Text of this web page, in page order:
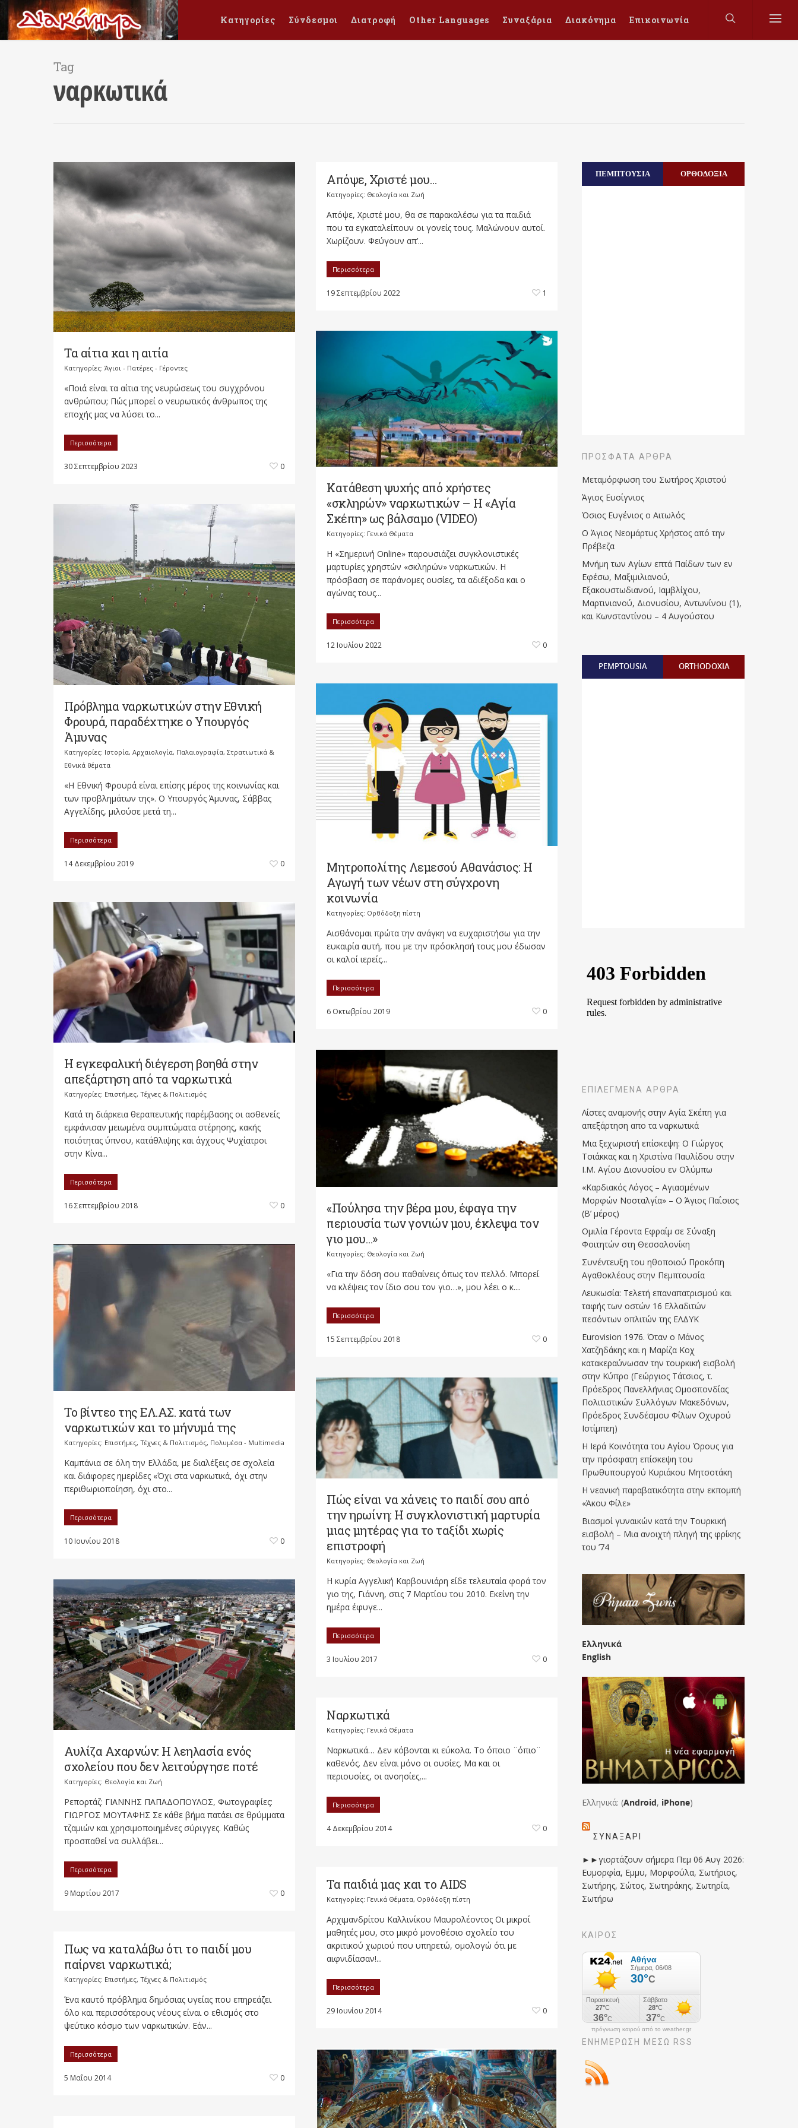
Κατηγορίες Σύνδεσμοι Διατροφή Other Languages Συναξάρια Διακόνημα Επικοινωνία
Tag
ναρκωτικά
Τα αίτια και η αιτία
Κατηγορίες: Άγιοι - Πατέρες - Γέροντες
«Ποιά είναι τα αίτια της νευρώσεως του συγχρόνου
ανθρώπου; Πώς μπορεί ο νευρωτικός άνθρωπος της
εποχής μας να λύσει το...
Περισσότερα
30 Σεπτεμβρίου 2023 0
Απόψε, Χριστέ μου…
Κατηγορίες: Θεολογία και Ζωή
Απόψε, Χριστέ μου, θα σε παρακαλέσω για τα παιδιά
που τα εγκαταλείπουν οι γονείς τους. Μαλώνουν αυτοί.
Χωρίζουν. Φεύγουν απ’...
Περισσότερα
19 Σεπτεμβρίου 2022 1
Κατάθεση ψυχής από χρήστες
«σκληρών» ναρκωτικών – Η «Αγία
Σκέπη» ως βάλσαμο (VIDEO)
Κατηγορίες: Γενικά Θέματα
Η «Σημερινή Online» παρουσιάζει συγκλονιστικές
μαρτυρίες χρηστών «σκληρών» ναρκωτικών. Η
πρόσβαση σε παράνομες ουσίες, τα αδιέξοδα και ο
αγώνας τους...
Περισσότερα
12 Ιουλίου 2022 0
Πρόβλημα ναρκωτικών στην Εθνική
Φρουρά, παραδέχτηκε ο Υπουργός
Άμυνας
Κατηγορίες: Ιστορία, Αρχαιολογία, Παλαιογραφία, Στρατιωτικά &
Εθνικά θέματα
«Η Εθνική Φρουρά είναι επίσης μέρος της κοινωνίας και
των προβλημάτων της». Ο Υπουργός Άμυνας, Σάββας
Αγγελίδης, μιλούσε μετά τη...
Περισσότερα
14 Δεκεμβρίου 2019 0
Μητροπολίτης Λεμεσού Αθανάσιος: Η
Αγωγή των νέων στη σύγχρονη
κοινωνία
Κατηγορίες: Ορθόδοξη πίστη
Αισθάνομαι πρώτα την ανάγκη να ευχαριστήσω για την
ευκαιρία αυτή, που με την πρόσκλησή τους μου έδωσαν
οι καλοί ιερείς...
Περισσότερα
6 Οκτωβρίου 2019 0
Η εγκεφαλική διέγερση βοηθά στην
απεξάρτηση από τα ναρκωτικά
Κατηγορίες: Επιστήμες, Τέχνες & Πολιτισμός
Κατά τη διάρκεια θεραπευτικής παρέμβασης οι ασθενείς
εμφάνισαν μειωμένα συμπτώματα στέρησης, κακής
ποιότητας ύπνου, κατάθλιψης και άγχους Ψυχίατροι
στην Κίνα...
Περισσότερα
16 Σεπτεμβρίου 2018 0
«Πούλησα την βέρα μου, έφαγα την
περιουσία των γονιών μου, έκλεψα τον
γιο μου…»
Κατηγορίες: Θεολογία και Ζωή
«Για την δόση σου παθαίνεις όπως τον πελλό. Μπορεί
να κλέψεις τον ίδιο σου τον γιο…», μου λέει ο κ....
Περισσότερα
15 Σεπτεμβρίου 2018 0
Το βίντεο της ΕΛ.ΑΣ. κατά των
ναρκωτικών και το μήνυμά της
Κατηγορίες: Επιστήμες, Τέχνες & Πολιτισμός, Πολυμέσα - Multimedia
Καμπάνια σε όλη την Ελλάδα, με διαλέξεις σε σχολεία
και διάφορες ημερίδες «Όχι στα ναρκωτικά, όχι στην
περιθωριοποίηση, όχι στο...
Περισσότερα
10 Ιουνίου 2018 0
Πώς είναι να χάνεις το παιδί σου από
την ηρωίνη: Η συγκλονιστική μαρτυρία
μιας μητέρας για το ταξίδι χωρίς
επιστροφή
Κατηγορίες: Θεολογία και Ζωή
Η κυρία Αγγελική Καρβουνιάρη είδε τελευταία φορά τον
γιο της, Γιάννη, στις 7 Μαρτίου του 2010. Εκείνη την
ημέρα έφυγε...
Περισσότερα
3 Ιουλίου 2017 0
Αυλίζα Αχαρνών: Η λεηλασία ενός
σχολείου που δεν λειτούργησε ποτέ
Κατηγορίες: Θεολογία και Ζωή
Ρεπορτάζ: ΓΙΑΝΝΗΣ ΠΑΠΑΔΟΠΟΥΛΟΣ, Φωτογραφίες:
ΓΙΩΡΓΟΣ ΜΟΥΤΑΦΗΣ Σε κάθε βήμα πατάει σε θρύμματα
τζαμιών και χρησιμοποιημένες σύριγγες. Καθώς
προσπαθεί να συλλάβει...
Περισσότερα
9 Μαρτίου 2017 0
Ναρκωτικά
Κατηγορίες: Γενικά Θέματα
Ναρκωτικά… Δεν κόβονται κι εύκολα. Το όποιο ¨όπιο¨
καθενός. Δεν είναι μόνο οι ουσίες. Μα και οι
περιουσίες, οι ανοησίες,...
Περισσότερα
4 Δεκεμβρίου 2014 0
Τα παιδιά μας και το AIDS
Κατηγορίες: Γενικά Θέματα, Ορθόδοξη πίστη
Αρχιμανδρίτου Καλλινίκου Μαυρολέοντος Οι μικροί
μαθητές μου, στο μικρό μονοθέσιο σχολείο του
ακριτικού χωριού που υπηρετώ, ομολογώ ότι με
αιφνιδίασαν!...
Περισσότερα
29 Ιουνίου 2014 0
Πως να καταλάβω ότι το παιδί μου
παίρνει ναρκωτικά;
Κατηγορίες: Επιστήμες, Τέχνες & Πολιτισμός
Ένα καυτό πρόβλημα δημόσιας υγείας που επηρεάζει
όλο και περισσότερους νέους είναι ο εθισμός στο
ψεύτικο κόσμο των ναρκωτικών. Εάν...
Περισσότερα
5 Μαΐου 2014 0
ΠΕΜΠΤΟΥΣΙΑ ΟΡΘΟΔΟΞΙΑ
ΠΡΌΣΦΑΤΑ ΆΡΘΡΑ
Μεταμόρφωση του Σωτήρος Χριστού
Άγιος Ευσίγνιος
Όσιος Ευγένιος ο Αιτωλός
Ο Άγιος Νεομάρτυς Χρήστος από την
Πρέβεζα
Μνήμη των Aγίων επτά Παίδων των εν
Eφέσω, Mαξιμιλιανού,
Eξακουστωδιανού, Iαμβλίχου,
Mαρτινιανού, Διονυσίου, Aντωνίνου (1),
και Kωνσταντίνου – 4 Αυγούστου
PEMPTOUSIA ORTHODOXIA
ΕΠΙΛΕΓΜΈΝΑ ΆΡΘΡΑ
Λίστες αναμονής στην Αγία Σκέπη για
απεξάρτηση απο τα ναρκωτικά
Μια ξεχωριστή επίσκεψη: Ο Γιώργος
Τσιάκκας και η Χριστίνα Παυλίδου στην
Ι.Μ. Αγίου Διονυσίου εν Ολύμπω
«Καρδιακός Λόγος – Αγιασμένων
Μορφών Νοσταλγία» – Ο Άγιος Παΐσιος
(Β’ μέρος)
Ομιλία Γέροντα Εφραίμ σε Σύναξη
Φοιτητών στη Θεσσαλονίκη
Συνέντευξη του ηθοποιού Προκόπη
Αγαθοκλέους στην Πεμπτουσία
Λευκωσία: Τελετή επαναπατρισμού και
ταφής των οστών 16 Ελλαδιτών
πεσόντων οπλιτών της ΕΛΔΥΚ
Eurovision 1976. Όταν ο Μάνος
Χατζηδάκης και η Μαρίζα Κοχ
κατακεραύνωσαν την τουρκική εισβολή
στην Κύπρο (Γεώργιος Τάτσιος, τ.
Πρόεδρος Πανελλήνιας Ομοσπονδίας
Πολιτιστικών Συλλόγων Μακεδόνων,
Πρόεδρος Συνδέσμου Φίλων Οχυρού
Ιστίμπεη)
Η Ιερά Κοινότητα του Αγίου Όρους για
την πρόσφατη επίσκεψη του
Πρωθυπουργού Κυριάκου Μητσοτάκη
Η νεανική παραβατικότητα στην εκπομπή
«Άκου Φίλε»
Βιασμοί γυναικών κατά την Τουρκική
εισβολή – Μια ανοιχτή πληγή της φρίκης
του ’74
Ελληνικά
English
Ελληνικά: (Android, iPhone)
ΣΥΝΑΞΆΡΙ
►►γιορτάζουν σήμερα Πεμ 06 Αυγ 2026:
Ευμορφία, Εμμυ, Μορφούλα, Σωτήριος,
Σωτήρης, Σώτος, Σωτηράκης, Σωτηρία,
Σωτήρω
ΚΑΙΡΟΣ
πρόγνωση καιρού από το weather.gr
ΕΝΗΜΈΡΩΣΉ ΜΕΣΩ RSS